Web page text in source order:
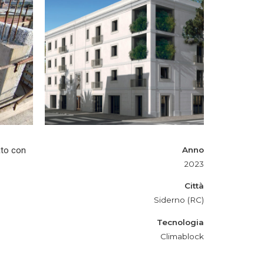
con
Anno
2023
Città
Siderno (RC)
Tecnologia
Climablock